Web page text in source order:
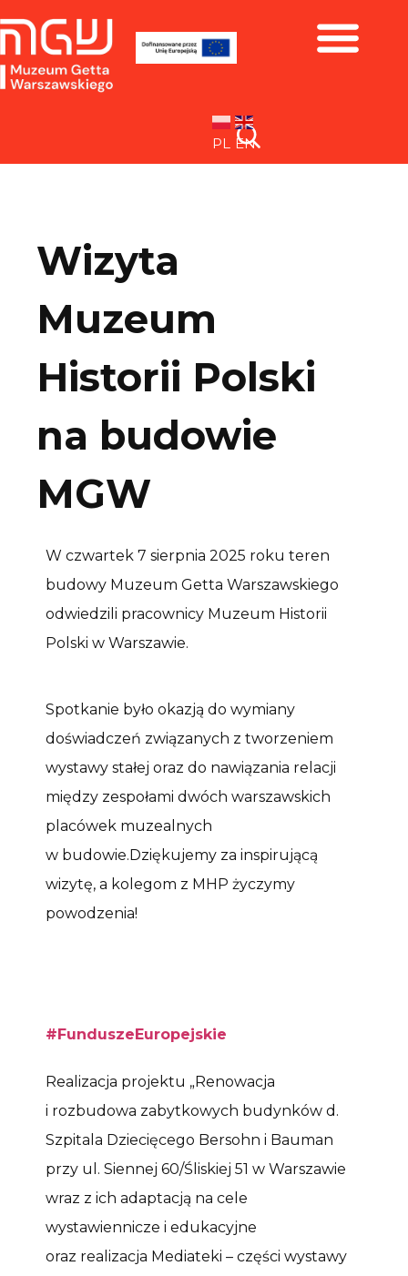
PL EN
Wizyta
Muzeum
Historii Polski
na budowie
MGW
W czwartek 7 sierpnia 2025 roku teren
budowy Muzeum Getta Warszawskiego
odwiedzili pracownicy Muzeum Historii
Polski w Warszawie.
Spotkanie było okazją do wymiany
doświadczeń związanych z tworzeniem
wystawy stałej oraz do nawiązania relacji
między zespołami dwóch warszawskich
placówek muzealnych
w budowie.Dziękujemy za inspirującą
wizytę, a kolegom z MHP życzymy
powodzenia!
#FunduszeEuropejskie
Realizacja projektu „Renowacja
i rozbudowa zabytkowych budynków d.
Szpitala Dziecięcego Bersohn i Bauman
przy ul. Siennej 60/Śliskiej 51 w Warszawie
wraz z ich adaptacją na cele
wystawiennicze i edukacyjne
oraz realizacja Mediateki – części wystawy